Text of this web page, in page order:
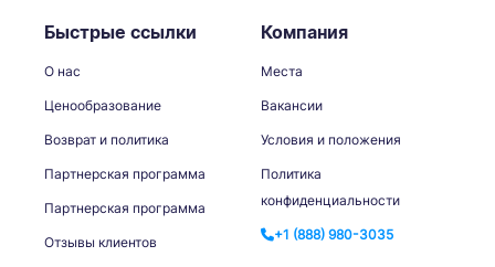
Быстрые ссылки
О нас
Ценообразование
Возврат и политика
Партнерская программа
Партнерская программа
Отзывы клиентов
Компания
Места
Вакансии
Условия и положения
Политика
конфиденциальности
+1 (888) 980-3035